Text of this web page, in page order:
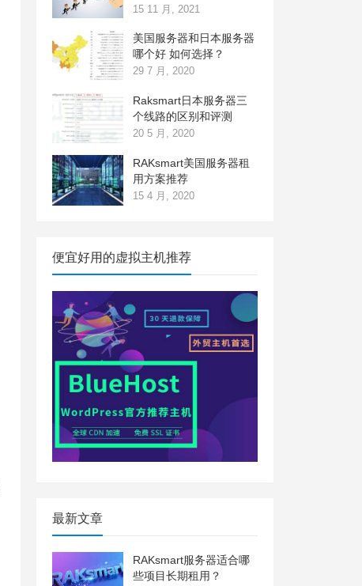
15 11 月, 2021
美国服务器和日本服务器
哪个好 如何选择？
29 7 月, 2020
Raksmart日本服务器三
个线路的区别和评测
20 5 月, 2020
RAKsmart美国服务器租
用方案推荐
15 4 月, 2020
便宜好用的虚拟主机推荐
最新文章
RAKsmart服务器适合哪
些项目长期租用？